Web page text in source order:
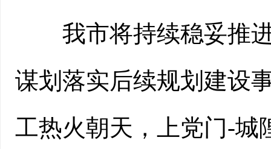
我市将持续稳妥推进
谋划落实后续规划建设
工热火朝天，上党门-城